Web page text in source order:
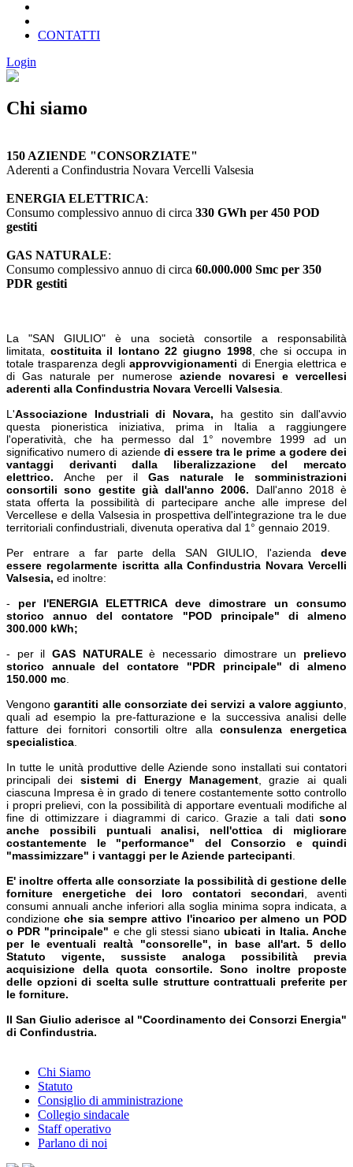
CONTATTI
Login
Chi siamo
150 AZIENDE "CONSORZIATE"
Aderenti a Confindustria Novara Vercelli Valsesia
ENERGIA ELETTRICA:
Consumo complessivo annuo di circa 330 GWh per 450 POD
gestiti
GAS NATURALE:
Consumo complessivo annuo di circa 60.000.000 Smc per 350
PDR gestiti
La "SAN GIULIO" è una società consortile a responsabilità
limitata, costituita il lontano 22 giugno 1998, che si occupa in
totale trasparenza degliapprovvigionamenti di Energia elettrica e
di Gas naturale per numeroseaziende novaresi e vercellesi
aderenti alla Confindustria Novara Vercelli Valsesia
L'Associazione Industriali di Novara, ha gestito sin dall'avvio
questa pioneristica iniziativa, prima in Italia a raggiungere
l'operatività, che ha permesso dal 1° novembre 1999 ad un
significativo numero di aziendedi essere tra le prime a godere dei
vantaggi derivanti dalla liberalizzazione del mercato
elettrico.Anche per ilGas naturale le somministrazioni
consortili sono gestite già dall'anno 2006. Dall'anno 2018 è
stata offerta la possibilità di partecipare anche alle imprese del
Vercellese e della Valsesia in prospettiva dell'integrazione tra le due
territoriali confindustriali, divenuta operativa dal 1° gennaio 2019.
Per entrare a far parte della SAN GIULIO, l'azienda deve
essere regolarmente iscritta alla Confindustria Novara Vercelli
Valsesia, ed inoltre:
- per l'ENERGIA ELETTRICA deve dimostrare un consumo
storico annuo del contatore "POD principale" di almeno
300.000 kWh;
- per il GAS NATURALEè necessario dimostrare un prelievo
storico annuale del contatore "PDR principale" di almeno
150.000 mc
Vengonogarantiti alle consorziate dei servizi a valore aggiunto
quali ad esempio la pre-fatturazione e la successiva analisi delle
fatture dei fornitori consortili oltre allaconsulenza energetica
specialistica
In tutte le unità produttive delle Aziende sono installati sui contatori
principali dei sistemi di Energy Management, grazie ai quali
ciascuna Impresa è in grado di tenere costantemente sotto controllo
i propri prelievi, con la possibilità di apportare eventuali modifiche al
fine di ottimizzare i diagrammi di carico. Grazie a tali dati sono
anche possibili puntuali analisi, nell'ottica di migliorare
costantemente le "performance" del Consorzio e quindi
"massimizzare" i vantaggi per le Aziende partecipanti
E' inoltre offerta alle consorziate la possibilità di gestione delle
forniture energetiche dei loro contatori secondari , aventi
consumi annuali anche inferiori alla soglia minima sopra indicata, a
condizioneche sia sempre attivo l'incarico per almeno un POD
o PDR "principale" e che gli stessi sianoubicati in Italia. Anche
per le eventuali realtà "consorelle", in base all'art. 5 dello
Statuto vigente, sussiste analoga possibilità previa
acquisizione della quota consortile. Sono inoltre proposte
delle opzioni di scelta sulle strutture contrattuali preferite per
le forniture.
Il San Giulio aderisce al "Coordinamento dei Consorzi Energia"
di Confindustria.
Chi Siamo
Statuto
Consiglio di amministrazione
Collegio sindacale
Staff operativo
Parlano di noi